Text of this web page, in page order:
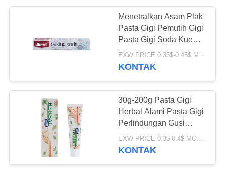
Pasta Gigi Anak
Bedak Pemutih Gigi
17
Menetralkan Asam Plak
Pasta Gigi Pemutih Gigi
Pasta Gigi Soda Kue
ODM
EXW PRICE 0.35$-0.45$ MOQ:500pcs-30000pcs
KONTAK
30g-200g Pasta Gigi
Herbal Alami Pasta Gigi
Perlindungan Gusi
Bersih Dalam EMGP
EXW PRICE 0.3$-0.4$ MOQ:500pcs-30000pcs
KONTAK